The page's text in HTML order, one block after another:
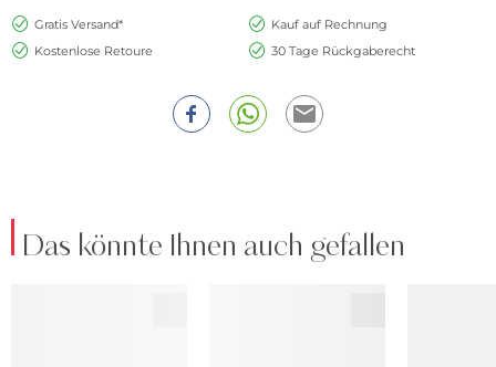
Gratis Versand*
Kauf auf Rechnung
Kostenlose Retoure
30 Tage Rückgaberecht
Das könnte Ihnen auch gefallen